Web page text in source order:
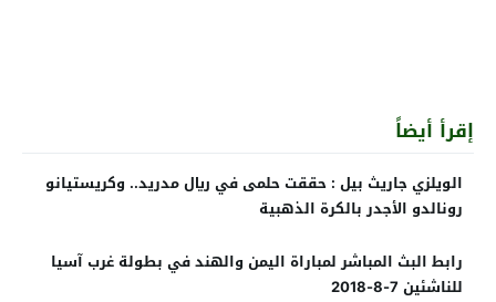
إقرأ أيضاً
الويلزي جاريث بيل : حققت حلمى في ريال مدريد.. وكريستيانو
رونالدو الأجدر بالكرة الذهبية
رابط البث المباشر لمباراة اليمن والهند في بطولة غرب آسيا
للناشئين 7-8-2018